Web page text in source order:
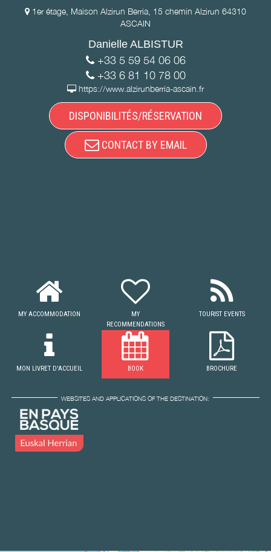
1er étage, Maison Alzirun Berria, 15 chemin Alzirun 64310
ASCAIN
Danielle ALBISTUR
+33 5 59 54 06 06
+33 6 81 10 78 00
https://www.alzirunberria-ascain.fr
DISPONIBILITÉS/RÉSERVATION
CONTACT BY EMAIL
MY ACCOMMODATION
MY
RECOMMENDATIONS
TOURIST EVENTS
MON LIVRET D'ACCUEIL BOOK BROCHURE
WEBSITES AND APPLICATIONS OF THE DESTINATION: